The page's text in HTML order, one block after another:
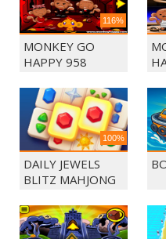
116%
MONKEY GO
HAPPY 958
100%
DAILY JEWELS
BLITZ MAHJONG